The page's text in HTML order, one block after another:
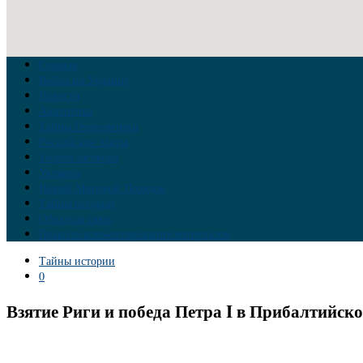
Главная
Война на Украине
Новости
Аналитика
Тайны Геополитики
Российские элиты
Теория заговора
Украина
Новый Мировой Порядок
Тайны истории
Обратная связь
Правила комментирования материалов
Тайны истории
0
Взятие Риги и победа Петра I в